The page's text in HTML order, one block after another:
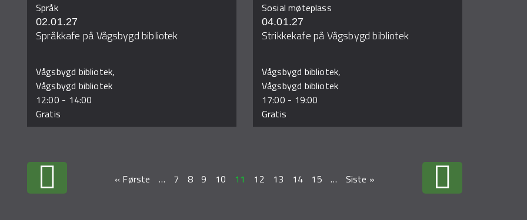
Språk
02.01.27
Språkkafe på Vågsbygd bibliotek
Vågsbygd bibliotek,
Vågsbygd bibliotek
12:00 - 14:00
Gratis
Sosial møteplass
04.01.27
Strikkekafe på Vågsbygd bibliotek
Vågsbygd bibliotek,
Vågsbygd bibliotek
17:00 - 19:00
Gratis
« Første … 7 8 9 10 11 12 13 14 15 … Siste »